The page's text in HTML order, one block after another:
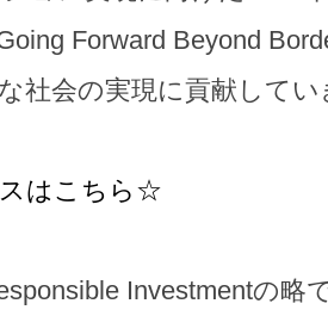
Forward Beyond
社会の実現に貢献して
はこちら☆
Investmentの略